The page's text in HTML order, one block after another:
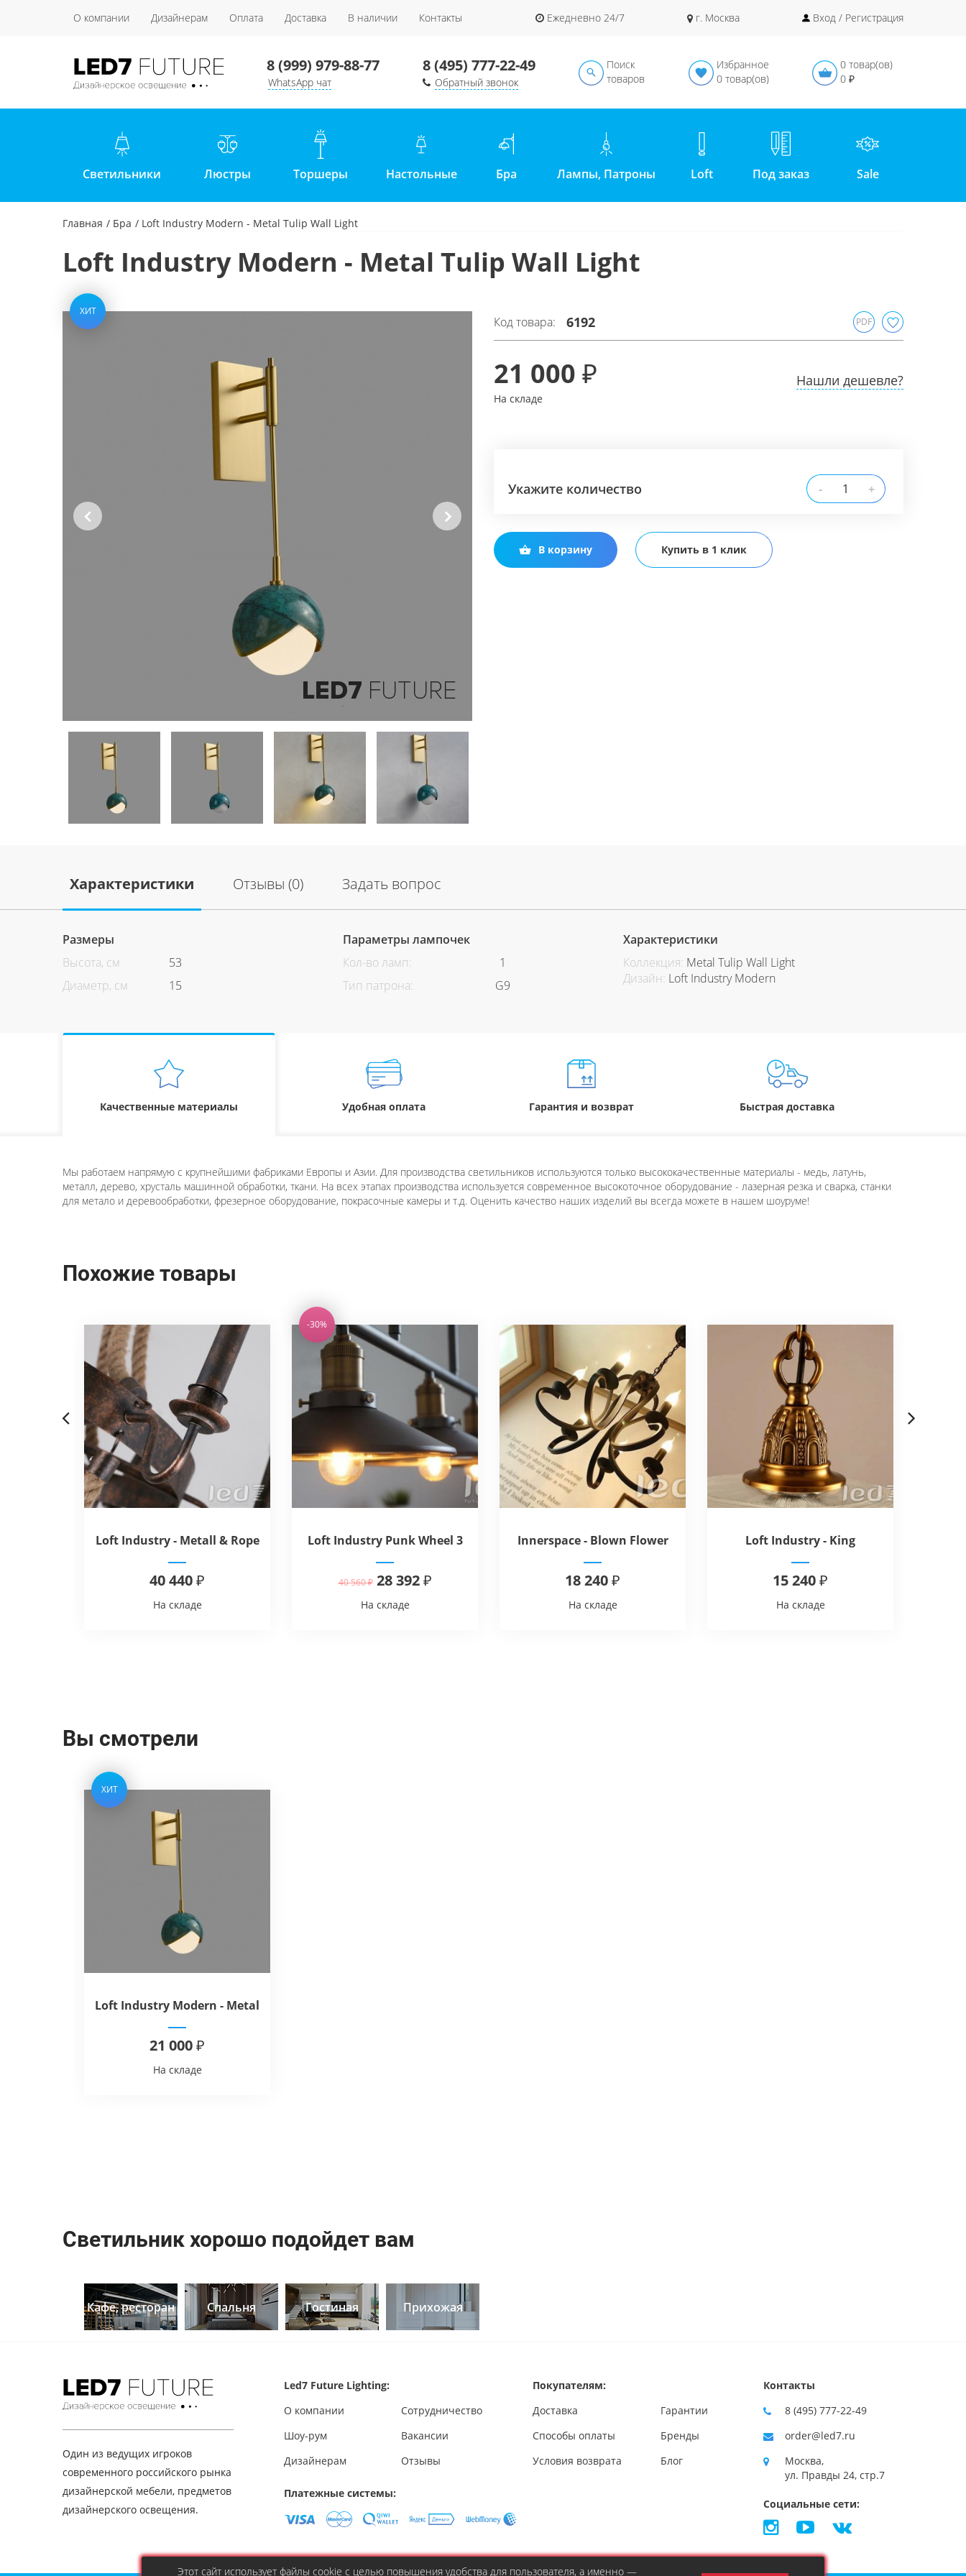
О компании Дизайнерам Оплата Доставка В наличии Контакты Ежедневно 24/7 г. Москва Вход / Регистрация
8 (999) 979-88-77
WhatsApp чат
8 (495) 777-22-49
Обратный звонок
Поиск
товаров
Избранное
0 товар(ов)
0 товар(ов)
0 ₽
Светильники Люстры Торшеры Настольные Бра Лампы, Патроны Loft Под заказ Sale
Главная Бра Loft Industry Modern - Metal Tulip Wall Light
Loft Industry Modern - Metal Tulip Wall Light
ХИТ
Previous Next
Код товара: 6192 PDF
21 000 ₽
На складе
Нашли дешевле?
Укажите количество - +
В корзину Купить в 1 клик
Характеристики Отзывы (0) Задать вопрос
Размеры
Высота, см
53
Диаметр, см
15
Параметры лампочек
Кол-во ламп:
1
Тип патрона:
G9
Характеристики
Коллекция: Metal Tulip Wall Light
Дизайн: Loft Industry Modern
Качественные материалы Удобная оплата Гарантия и возврат Быстрая доставка
Мы работаем напрямую с крупнейшими фабриками Европы и Азии. Для производства светильников используются только высококачественные материалы - медь, латунь,
металл, дерево, хрусталь машинной обработки, ткани. На всех этапах производства используется современное высокоточное оборудование - лазерная резка и сварка, станки
для метало и деревообработки, фрезерное оборудование, покрасочные камеры и т.д. Оценить качество наших изделий вы всегда можете в нашем шоуруме!
Похожие товары
Previous
Loft Industry - Metall & Rope
40 440 ₽
На складе
-30%
Loft Industry Punk Wheel 3
40 560 ₽ 28 392 ₽
На складе
Innerspace - Blown Flower
18 240 ₽
На складе
Loft Industry - King
15 240 ₽
На складе
Вы смотрели
ХИТ
Loft Industry Modern - Metal
21 000 ₽
На складе
Светильник хорошо подойдет вам
Кафе, ресторан Спальня Гостиная Прихожая
Один из ведущих игроков
современного российского рынка
дизайнерской мебели, предметов
дизайнерского освещения.
Led7 Future Lighting:
О компании
Сотрудничество
Шоу-рум
Вакансии
Дизайнерам
Отзывы
Покупателям:
Доставка
Гарантии
Способы оплаты
Бренды
Условия возврата
Блог
Платежные системы:
Контакты
8 (495) 777-22-49
order@led7.ru
Москва,
ул. Правды 24, стр.7
Социальные сети:
Этот сайт использует файлы cookie с целью повышения удобства для пользователя, а именно —